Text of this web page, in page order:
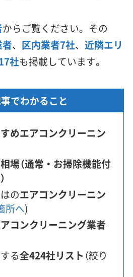
からご覧ください。その
、 区内業者7社、 近隣エリ
社も掲載しています。
でわかること
めエアコンクリーニン
場（通常・お掃除機能付
のエアコンクリーニン
所へ)
コンクリーニング業者
る全424社リスト （絞り